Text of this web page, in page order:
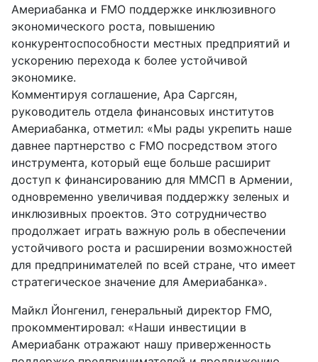
Америабанка и FMO поддержке инклюзивного
экономического роста, повышению
конкурентоспособности местных предприятий и
ускорению перехода к более устойчивой
экономике.
Комментируя соглашение, Ара Саргсян,
руководитель отдела финансовых институтов
Америабанка, отметил: «Мы рады укрепить наше
давнее партнерство с FMO посредством этого
инструмента, который еще больше расширит
доступ к финансированию для ММСП в Армении,
одновременно увеличивая поддержку зеленых и
инклюзивных проектов. Это сотрудничество
продолжает играть важную роль в обеспечении
устойчивого роста и расширении возможностей
для предпринимателей по всей стране, что имеет
стратегическое значение для Америабанка».
Майкл Йонгенил, генеральный директор FMO,
прокомментировал: «Наши инвестиции в
Америабанк отражают нашу приверженность